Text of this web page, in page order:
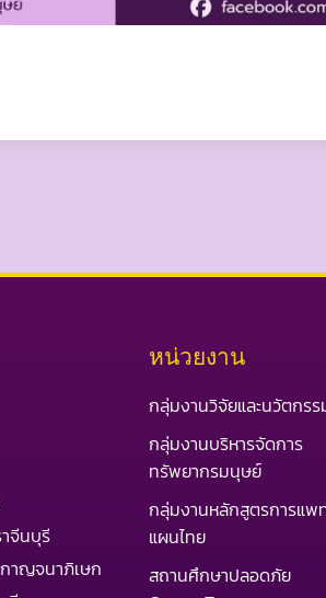
จีนบุรี
าญจนาภิเษก
หน่วยงาน
กลุ่มงานวิจัยและนวัตกรร
กลุ่มงานบริหารจัดการ
ทรัพยากรมนุษย์
กลุ่มงานหลักสูตรการแพ
แผนไทย
สถานศึกษาปลอดภัย